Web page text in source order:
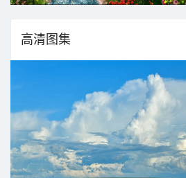
北风 南风 东南风 北风 东风
23°C 22°C 22°C 21°C 20°C
高清图集